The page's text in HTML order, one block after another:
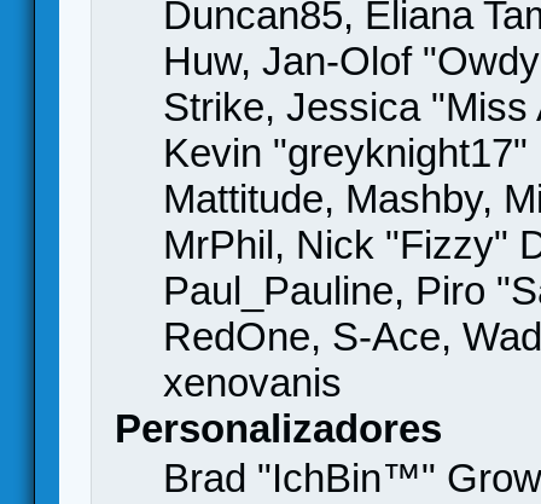
Duncan85, Eliana
Huw, Jan-Olof
Strike, Jessica
Kevin
Mattitude, Mashby,
MrPhil, Nick "Fizzy"
Paul_Pauline, Piro
RedOne, S-Ace,
xenovanis
Personalizadores
Brad "IchBin™"